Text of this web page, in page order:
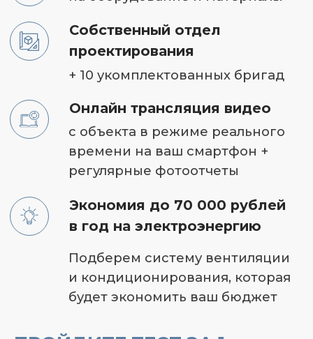
УЖЕ
СДЕЛАЛИ
ОТЗЫВЫ
ПРЕИМУЩЕСТВА